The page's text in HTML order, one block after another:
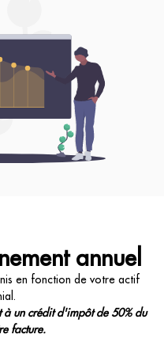
annuel
en fonction de votre actif
à un crédit d'impôt de 50% du
facture.